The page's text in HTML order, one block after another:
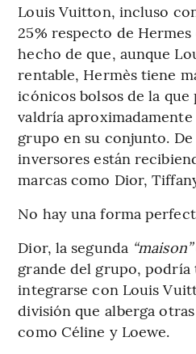
Louis Vuitton, incluso
25% respecto de
hecho de que, aunque
rentable, Hermès tiene
icónicos bolsos de la que
valdría
grupo en su conjunto.
inversores están
marcas como Dior,
No hay una forma
Dior, la segunda “maison”
grande del grupo,
integrarse con Louis
división que alberga
como Céline y Loewe.